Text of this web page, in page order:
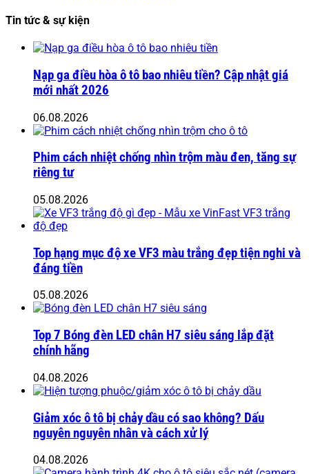
Tin tức & sự kiện
Nạp ga điều hòa ô tô bao nhiêu tiền? Cập nhật giá
mới nhất 2026
06.08.2026
Phim cách nhiệt chống nhìn trộm màu đen, tăng sự
riêng tư
05.08.2026
Top hạng mục độ xe VF3 màu trắng đẹp tiện nghi và
đáng tiền
05.08.2026
Top 7 Bóng đèn LED chân H7 siêu sáng lắp đặt
chính hãng
04.08.2026
Giảm xóc ô tô bị chảy dầu có sao không? Dấu
nguyên nguyên nhân và cách xử lý
04.08.2026